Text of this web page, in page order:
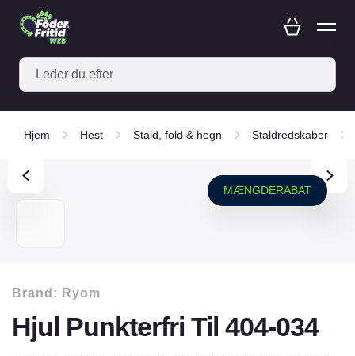
Hjem Hest Stald, fold & hegn Staldredskaber
MÆNGDERABAT
Brand: Ryom
Hjul Punkterfri Til 404-034